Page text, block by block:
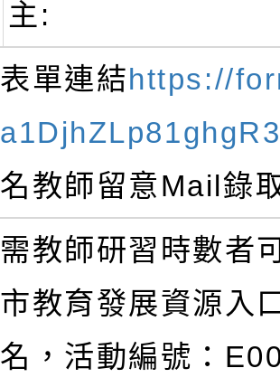
主:
表單連結https://
名教師留意Mail錄
需教師研習時數者
市教育發展資源入
名，活動編號：